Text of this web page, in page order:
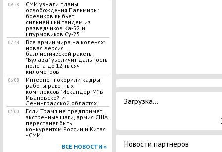
09:28
СМИ узнали планы
освобождения Пальмиры:
боевиков выбьет
сильнейший тандем из
разведчиков Ка-52 и
штурмовиков Су-25
07:44
Все армии мира на коленях:
новая версия
баллистической ракеты
"Булава" увеличит дальность
полета до 12 тысяч
километров
06:08
Интернет покорили кадры
работы ракетных
комплексов "Искандер-М" в
Ивановской и
Ленинградской областях
01:00
Если Трамп не предпримет
экстренные шаги, армия США
перестанет быть
конкурентом России и Китая
- СМИ
ВСЕ НОВОСТИ »
Загрузка...
Новости партнеров